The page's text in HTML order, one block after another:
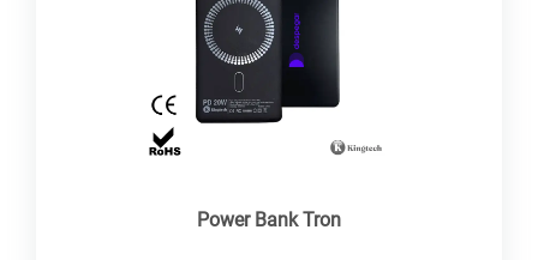
Power Bank Tron